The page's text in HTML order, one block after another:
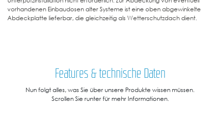
vorhandenen Einbaudosen alter Systeme ist eine oben abgewinkelte
Abdeckplatte lieferbar, die gleichzeitig als Wetterschutzdach dient.
Features & technische Daten
Nun folgt alles, was Sie über unsere Produkte wissen müssen.
Scrollen Sie runter für mehr Informationen.